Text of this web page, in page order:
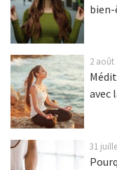
bien-
2 août
avec
31